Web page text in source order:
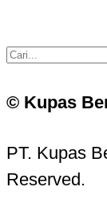
© Kupas
PT. Kupas
Reserved.